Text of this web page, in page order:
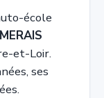
école
et-Loir.
ses